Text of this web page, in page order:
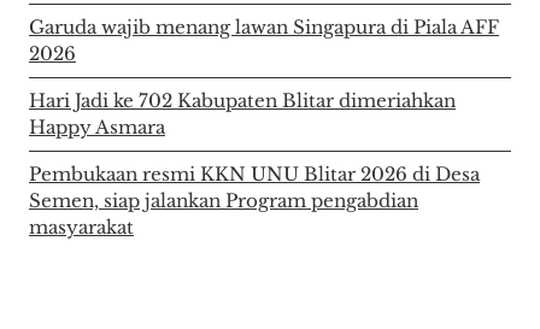
Garuda wajib menang lawan Singapura di Piala AFF
2026
Hari Jadi ke 702 Kabupaten Blitar dimeriahkan
Happy Asmara
Pembukaan resmi KKN UNU Blitar 2026 di Desa
Semen, siap jalankan Program pengabdian
masyarakat